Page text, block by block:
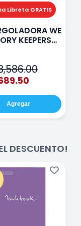
Libreta GRATIS
WE
KEEPERS
Agregar
DESCUENTO!